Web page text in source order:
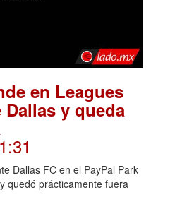
en Leagues
Dallas y queda
Dallas FC en el PayPal Park
quedó prácticamente fuera